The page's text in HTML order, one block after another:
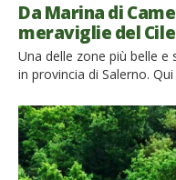
Da Marina di
meraviglie del
Una delle zone più belle e
in provincia di Salerno.
fiato. Non è solo una
ricco di esperienze
insieme! Avete mai […]